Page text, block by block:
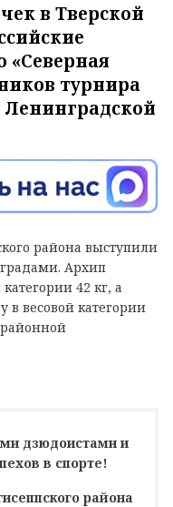
в Тверской
«Северная
турнира
района выступили
Архип
42 кг, а
в весовой категории
районной
дзюдоистами и
в спорте!
района